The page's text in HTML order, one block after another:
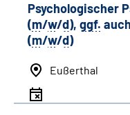
Psychologischer
(m/w/d), ggf.
(m/w/d)
Eußerthal